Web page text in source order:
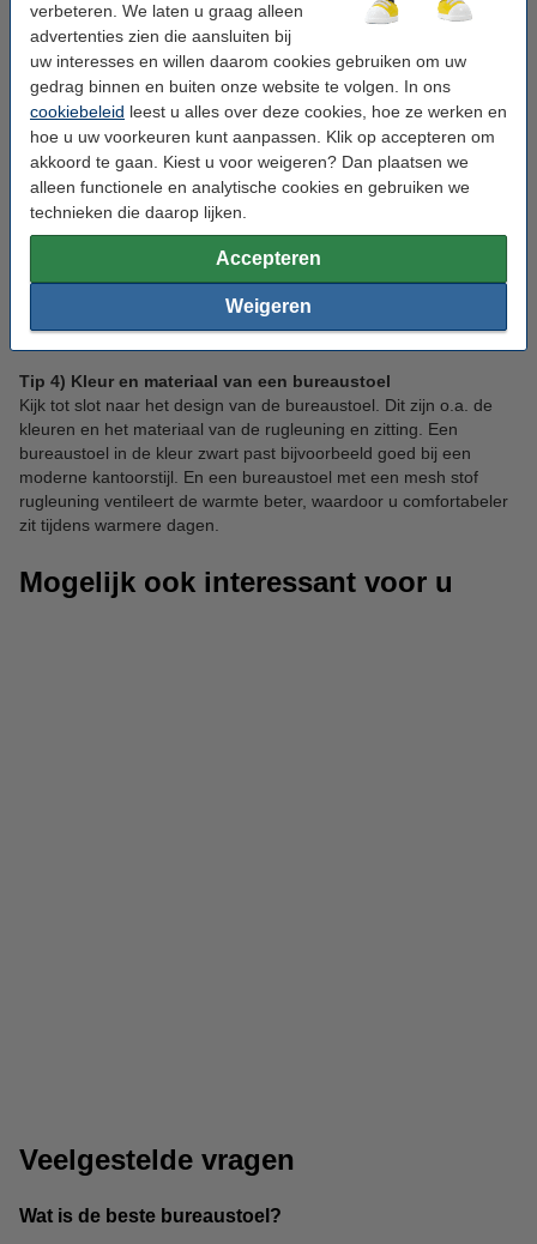
verbeteren. We laten u graag alleen
advertenties zien die aansluiten bij
uw interesses en willen daarom cookies gebruiken om uw
gedrag binnen en buiten onze website te volgen. In ons
cookiebeleid leest u alles over deze cookies, hoe ze werken en
hoe u uw voorkeuren kunt aanpassen. Klik op accepteren om
akkoord te gaan. Kiest u voor weigeren? Dan plaatsen we
alleen functionele en analytische cookies en gebruiken we
technieken die daarop lijken.
Accepteren
Weigeren
opzichte van het bureau.
Breedte: armleuningen met een verstelbare breedte zorgen
ervoor dat uw armen op een juiste afstand van uw lichaam
rusten.
Diepte: armleuningen met een verstelbare diepte zorgen
ervoor dat u de steunen naar voren en achteren kan
schuiven. Hierdoor verandert u makkelijk de afstand tussen
uw onderarmen en het bureau.
: armleuningen die draaibaar zijn, verandert u
eenvoudig van positie. Hierdoor kan u de zithouding
Tip 4) Kleur en materiaal van een bureaustoel
Kijk tot slot naar het design van de bureaustoel. Dit zijn o.a. de
kleuren en het materiaal van de rugleuning en zitting. Een
bureaustoel in de kleur zwart past bijvoorbeeld goed bij een
moderne kantoorstijl. En een bureaustoel met een mesh stof
rugleuning ventileert de warmte beter, waardoor u comfortabeler
zit tijdens warmere dagen.
Mogelijk ook interessant voor u
Veelgestelde vragen
Wat is de beste bureaustoel?